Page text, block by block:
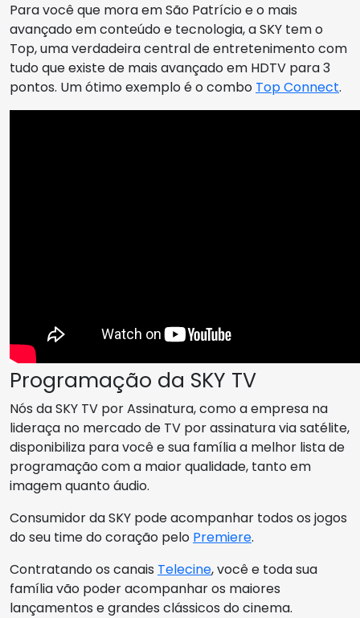
Para você que mora em São Patrício e o mais
avançado em conteúdo e tecnologia, a SKY tem o
Top, uma verdadeira central de entretenimento com
tudo que existe de mais avançado em HDTV para 3
pontos. Um ótimo exemplo é o combo Top Connect.
Programação da SKY TV
Nós da SKY TV por Assinatura, como a empresa na
lideraça no mercado de TV por assinatura via satélite,
disponibiliza para você e sua família a melhor lista de
programação com a maior qualidade, tanto em
imagem quanto áudio.
Consumidor da SKY pode acompanhar todos os jogos
do seu time do coração pelo Premiere.
Contratando os canais Telecine, você e toda sua
família vão poder acompanhar os maiores
lançamentos e grandes clássicos do cinema.